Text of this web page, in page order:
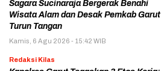
Sagara Sucinaraja Bergerak Benahi
Wisata Alam dan Desak Pemkab Garut
Turun Tangan
Kamis, 6 Agu 2026 - 15:42 WIB
Redaksi Kilas